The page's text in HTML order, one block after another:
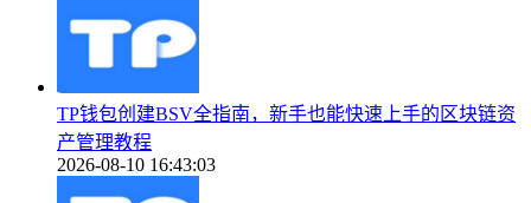
TP钱包创建BSV全指南，新手也能快速上手的区块链资
产管理教程
2026-08-10 16:43:03